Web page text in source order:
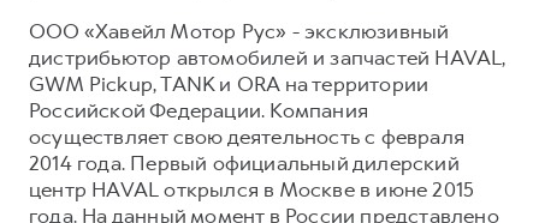
ООО «Хавейл Мотор Рус» - эксклюзивный
дистрибьютор автомобилей и запчастей HAVAL,
GWM Pickup, TANK и ORA на территории
Российской Федерации. Компания
осуществляет свою деятельность с февраля
2014 года. Первый официальный дилерский
центр HAVAL открылся в Москве в июне 2015
года. На данный момент в России представлено